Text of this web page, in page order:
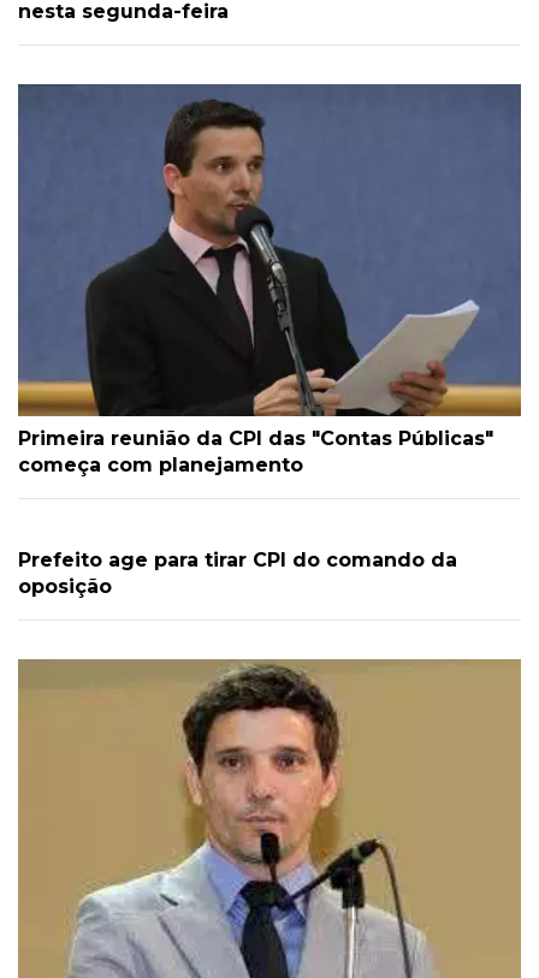
nesta segunda-feira
Primeira reunião da CPI das "Contas Públicas"
começa com planejamento
Prefeito age para tirar CPI do comando da
oposição